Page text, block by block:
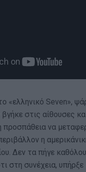
«ελληνικό Seven»,
στις αίθουσες
προσπάθεια να
η
Δεν τα πήγε
στη συνέχεια, υπήρξε